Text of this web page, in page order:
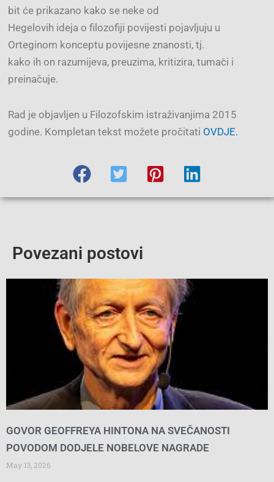
bit će prikazano kako se neke od
Hegelovih ideja o filozofiji povijesti pojavljuju u
Orteginom konceptu povijesne znanosti, tj.
kako ih on razumijeva, preuzima, kritizira, tumači i
preinačuje.
Rad je objavljen u Filozofskim istraživanjima 2015
godine. Kompletan tekst možete pročitati OVDJE.
Povezani postovi
GOVOR GEOFFREYA HINTONA NA SVEČANOSTI
POVODOM DODJELE NOBELOVE NAGRADE
May 13, 2026